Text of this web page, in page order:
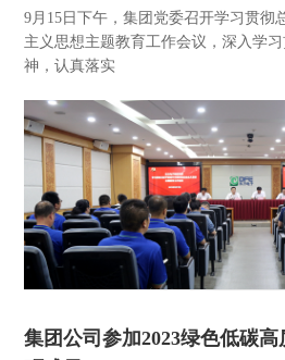
9月15日下午，集团党委召开学习贯彻
主义思想主题教育工作会议，深入学
神，认真落实
集团公司参加2023绿色低碳